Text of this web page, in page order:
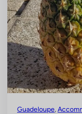
Guadeloupe,